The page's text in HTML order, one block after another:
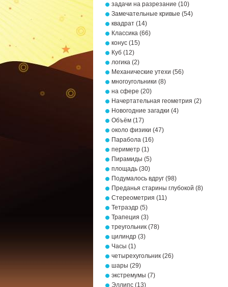
задачи на разрезание (10)
Замечательные кривые (54)
квадрат (14)
Классика (66)
конус (15)
Куб (12)
логика (2)
Механические утехи (56)
многоугольники (8)
на сфере (20)
Начертательная геометрия (2)
Новогодние загадки (4)
Объём (17)
около физики (47)
Парабола (16)
периметр (1)
Пирамиды (5)
площадь (30)
Подумалось вдруг (98)
Преданья старины глубокой (8)
Стереометрия (11)
Тетраэдр (5)
Трапеция (3)
треугольник (78)
цилиндр (3)
Часы (1)
четырехугольник (26)
шары (29)
экстремумы (7)
Эллипс (13)